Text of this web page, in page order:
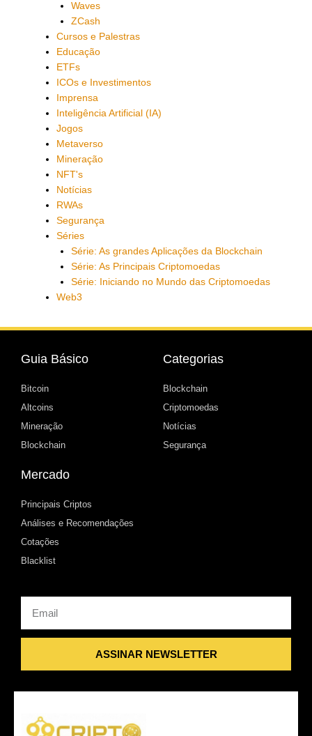
Waves
ZCash
Cursos e Palestras
Educação
ETFs
ICOs e Investimentos
Imprensa
Inteligência Artificial (IA)
Jogos
Metaverso
Mineração
NFT's
Notícias
RWAs
Segurança
Séries
Série: As grandes Aplicações da Blockchain
Série: As Principais Criptomoedas
Série: Iniciando no Mundo das Criptomoedas
Web3
Guia Básico
Bitcoin
Altcoins
Mineração
Blockchain
Categorias
Blockchain
Criptomoedas
Notícias
Segurança
Mercado
Principais Criptos
Análises e Recomendações
Cotações
Blacklist
ASSINAR NEWSLETTER